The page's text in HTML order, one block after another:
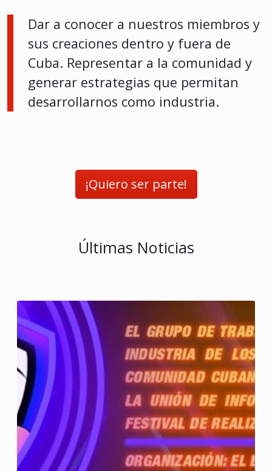
Dar a conocer a nuestros miembros y
sus creaciones dentro y fuera de
Cuba. Representar a la comunidad y
generar estrategias que permitan
desarrollarnos como industria.
¡Quiero ser parte!
Últimas Noticias